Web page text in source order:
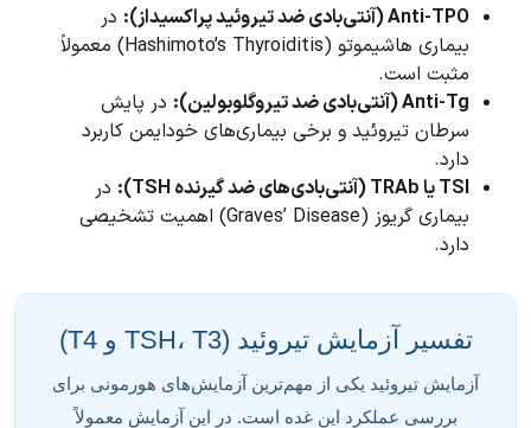
Anti-TPO (آنتی‌بادی ضد تیروئید پراکسیداز):
در
بیماری هاشیموتو (Hashimoto’s Thyroiditis) معمولاً
مثبت است.
Anti-Tg (آنتی‌بادی ضد تیروگلوبولین):
در پایش
سرطان تیروئید و برخی بیماری‌های خودایمن کاربرد
دارد.
TSI یا TRAb (آنتی‌بادی‌های ضد گیرنده TSH):
در
بیماری گریوز (Graves’ Disease) اهمیت تشخیصی
دارد.
تفسیر آزمایش تیروئید (TSH، T3 و T4)
آزمایش تیروئید یکی از مهم‌ترین آزمایش‌های هورمونی برای
بررسی عملکرد این غده است. در این آزمایش معمولاً